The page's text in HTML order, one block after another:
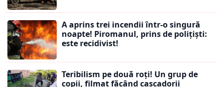
A aprins trei incendii într-o singură
noapte! Piromanul, prins de polițiști:
este recidivist!
Teribilism pe două roți! Un grup de
copii, filmat făcând cascadorii